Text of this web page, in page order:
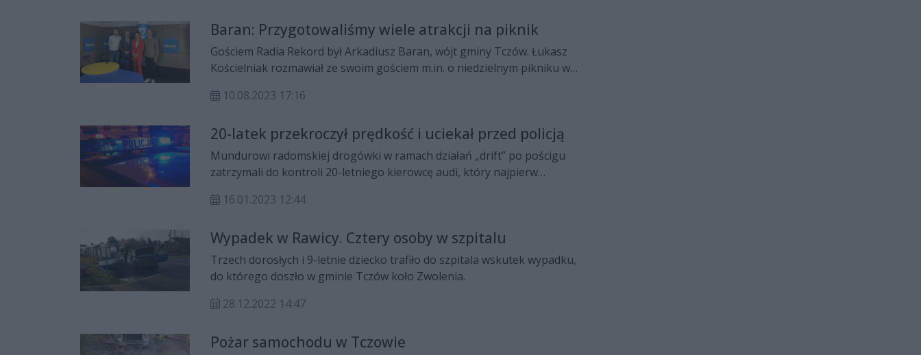
Baran: Przygotowaliśmy wiele atrakcji na piknik
Gościem Radia Rekord był Arkadiusz Baran, wójt gminy Tczów. Łukasz
Kościelniak rozmawiał ze swoim gościem m.in. o niedzielnym pikniku w
10.08.2023 17:16
20-latek przekroczył prędkość i uciekał przed policją
Mundurowi radomskiej drogówki w ramach działań „drift” po pościgu
zatrzymali do kontroli 20-letniego kierowcę audi, który najpierw
patrolem policji. Funkcjonariusze zatrzymali młodemu kierowcy prawo
16.01.2023 12:44
Wypadek w Rawicy. Cztery osoby w szpitalu
Trzech dorosłych i 9-letnie dziecko trafiło do szpitala wskutek wypadku,
do którego doszło w gminie Tczów koło Zwolenia.
28.12.2022 14:47
Pożar samochodu w Tczowie